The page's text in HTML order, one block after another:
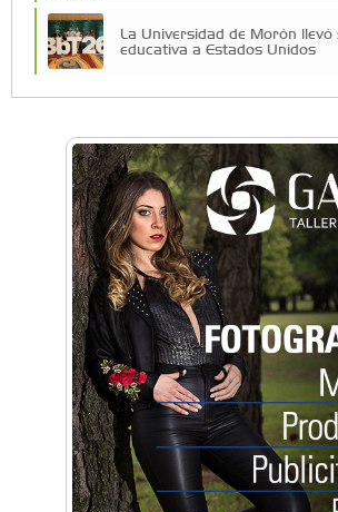
La Universidad de Morón llevó
educativa a Estados Unidos
La primera vez que Eva Perón
hizo desde Morón
Mariana Croce: "Hoy las
un asesoramiento integral
seguridad"
Música, teatro, yoga, danza y
Conocé todos los talleres para
disfrutar en la Zona Oeste